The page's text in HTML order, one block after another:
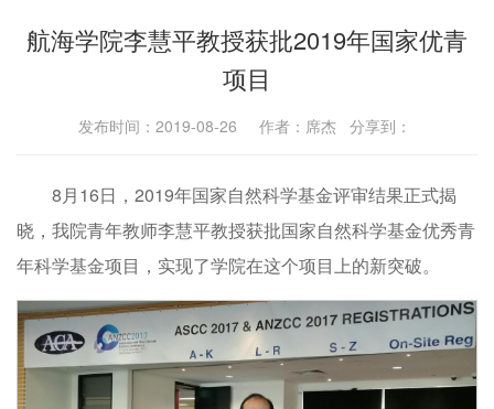
航海学院李慧平教授获批2019年国家优青
项目
发布时间：2019-08-26 作者：席杰 分享到：
8月16日，2019年国家自然科学基金评审结果正式揭
晓，我院青年教师李慧平教授获批国家自然科学基金优秀青
年科学基金项目，实现了学院在这个项目上的新突破。